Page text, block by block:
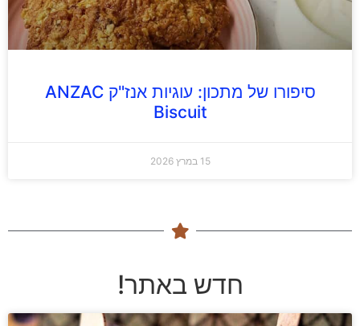
סיפורו של מתכון: עוגיות אנז"ק ANZAC
Biscuit
15 במרץ 2026
חדש באתר!